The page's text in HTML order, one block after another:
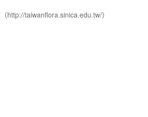
http://taiwanflora.sinica.edu.tw/）